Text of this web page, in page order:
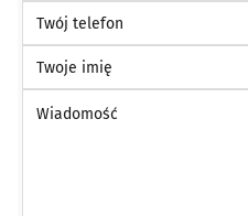
Twój telefon
Twoje imię